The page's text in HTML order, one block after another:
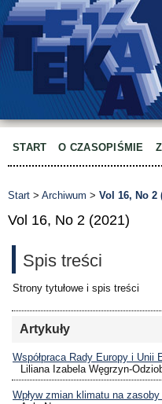
START O CZASOPIŚMIE
Start > Archiwum > Vol 16, No 2
Vol 16, No 2 (2021)
Spis treści
Strony tytułowe i spis treści
Artykuły
Współpraca Rady Europy i Unii
Liliana Izabela Węgrzyn-
Wpływ zmian klimatu na